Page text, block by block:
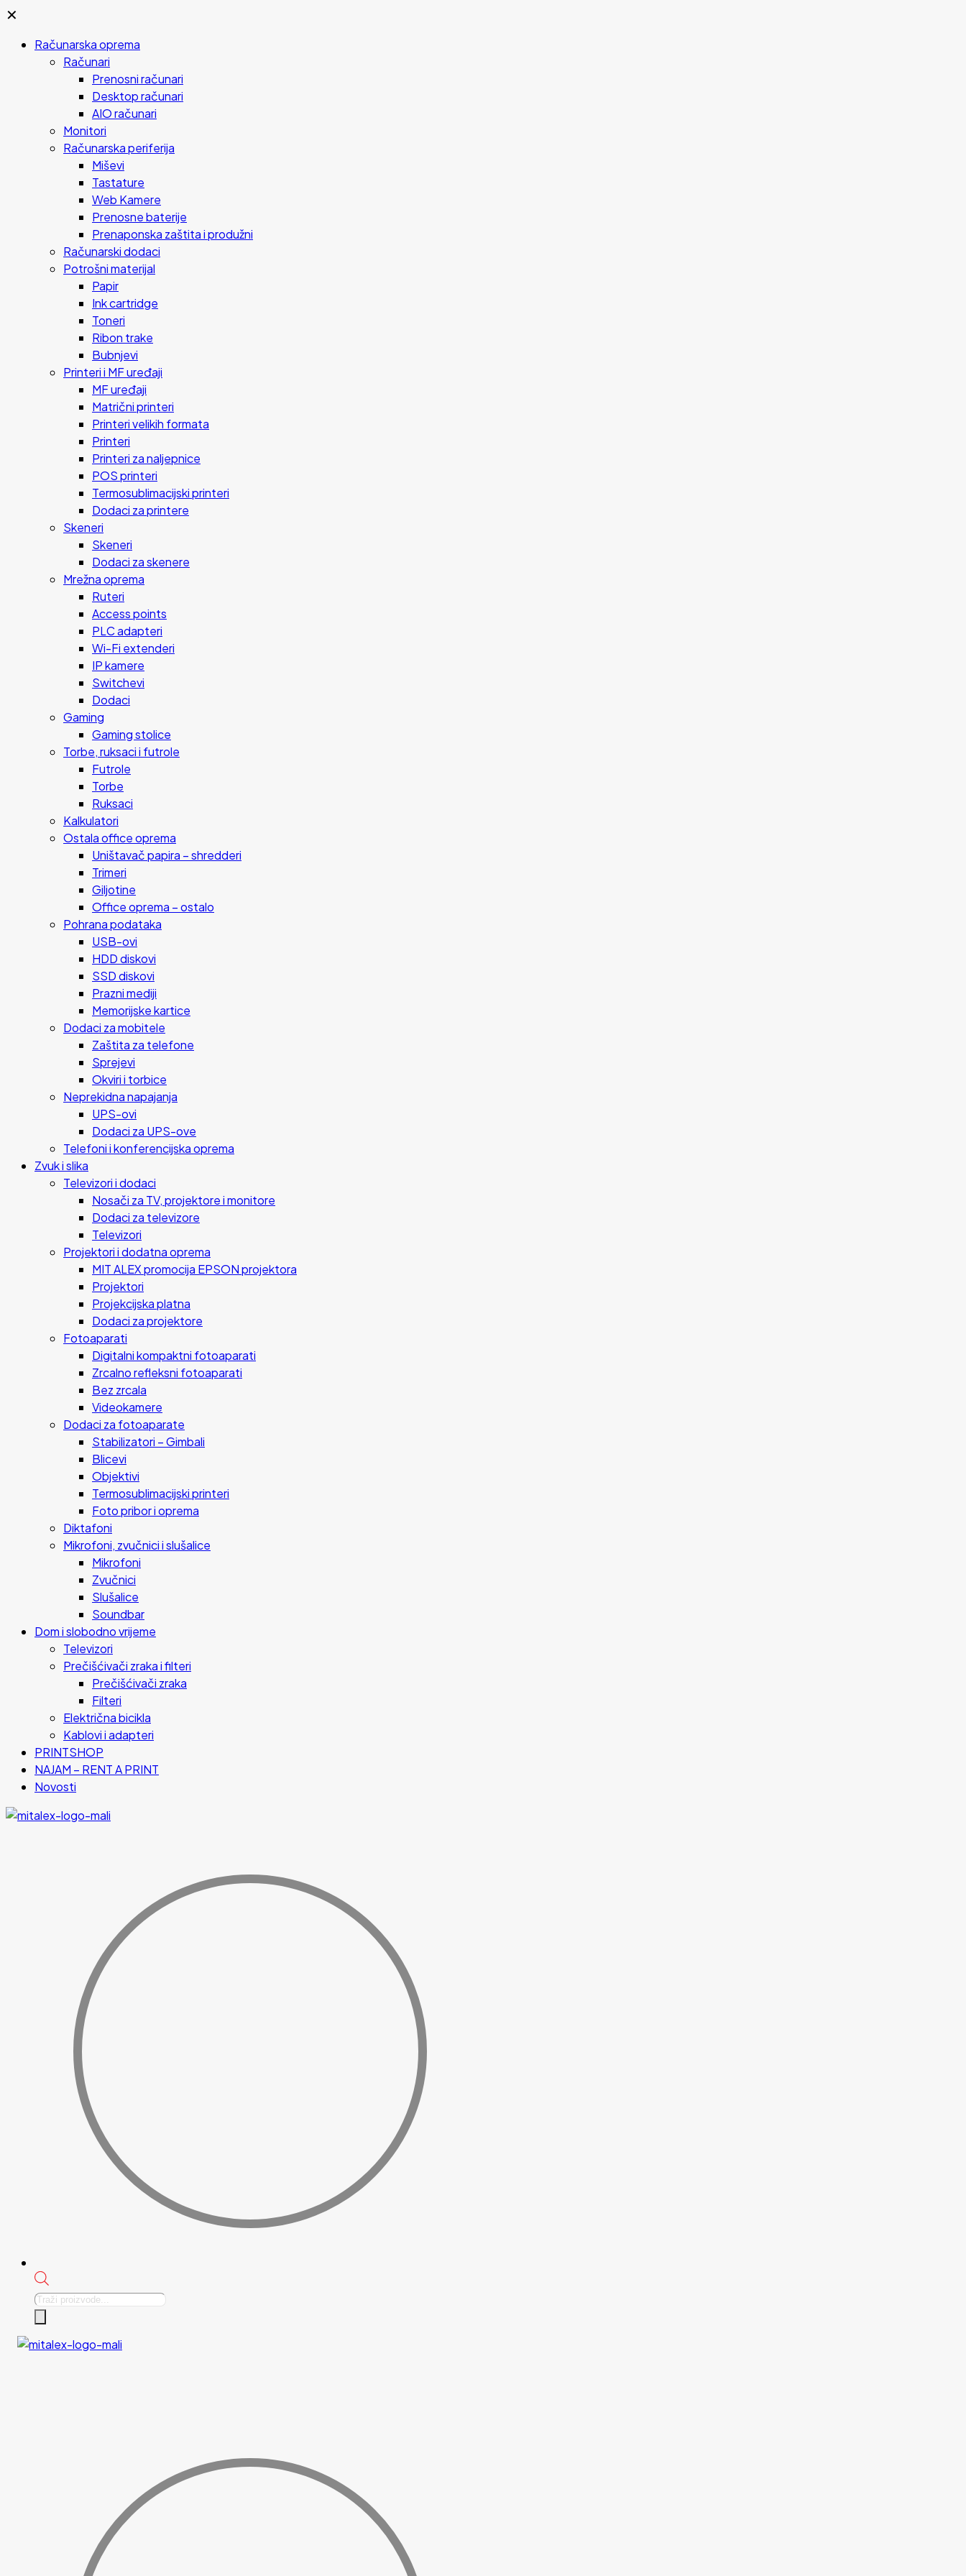
✕
Računarska oprema
Računari
Prenosni računari
Desktop računari
AIO računari
Monitori
Računarska periferija
Miševi
Tastature
Web Kamere
Prenosne baterije
Prenaponska zaštita i produžni
Računarski dodaci
Potrošni materijal
Papir
Ink cartridge
Toneri
Ribon trake
Bubnjevi
Printeri i MF uređaji
MF uređaji
Matrični printeri
Printeri velikih formata
Printeri
Printeri za naljepnice
POS printeri
Termosublimacijski printeri
Dodaci za printere
Skeneri
Skeneri
Dodaci za skenere
Mrežna oprema
Ruteri
Access points
PLC adapteri
Wi-Fi extenderi
IP kamere
Switchevi
Dodaci
Gaming
Gaming stolice
Torbe, ruksaci i futrole
Futrole
Torbe
Ruksaci
Kalkulatori
Ostala office oprema
Uništavač papira – shredderi
Trimeri
Giljotine
Office oprema – ostalo
Pohrana podataka
USB-ovi
HDD diskovi
SSD diskovi
Prazni mediji
Memorijske kartice
Dodaci za mobitele
Zaštita za telefone
Sprejevi
Okviri i torbice
Neprekidna napajanja
UPS-ovi
Dodaci za UPS-ove
Telefoni i konferencijska oprema
Zvuk i slika
Televizori i dodaci
Nosači za TV, projektore i monitore
Dodaci za televizore
Televizori
Projektori i dodatna oprema
MIT ALEX promocija EPSON projektora
Projektori
Projekcijska platna
Dodaci za projektore
Fotoaparati
Digitalni kompaktni fotoaparati
Zrcalno refleksni fotoaparati
Bez zrcala
Videokamere
Dodaci za fotoaparate
Stabilizatori – Gimbali
Blicevi
Objektivi
Termosublimacijski printeri
Foto pribor i oprema
Diktafoni
Mikrofoni, zvučnici i slušalice
Mikrofoni
Zvučnici
Slušalice
Soundbar
Dom i slobodno vrijeme
Televizori
Prečišćivači zraka i filteri
Prečišćivači zraka
Filteri
Električna bicikla
Kablovi i adapteri
PRINTSHOP
NAJAM – RENT A PRINT
Novosti
Products
search